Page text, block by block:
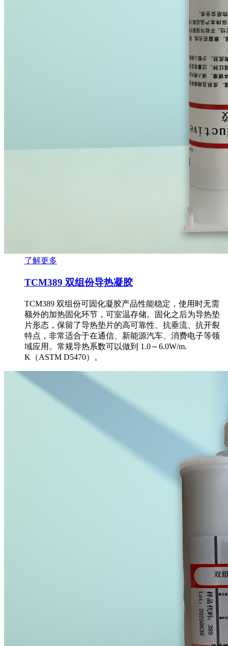
了解更多
TCM389 双组份导热凝胶
TCM389 双组份可固化凝胶产品性能稳定，使用时无需
额外的加热固化环节，可室温存储。固化之后为导热垫
片形态，保留了导热垫片的高可靠性、抗垂流、抗开裂
特点，非常适合于在通信、新能源汽车、消费电子等领
域应用。常规导热系数可以做到 1.0～6.0W/m.
K（ASTM D5470）。